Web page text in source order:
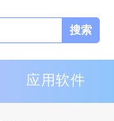
搜索
应用软件